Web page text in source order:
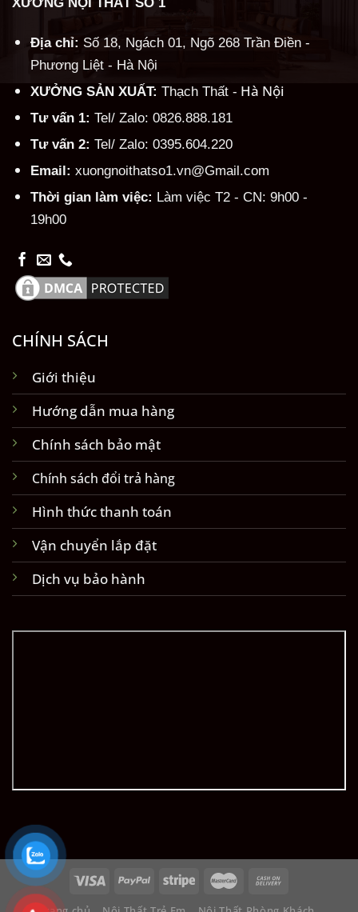
Địa chỉ: Số 18, Ngách 01, Ngõ 268 Trần Điền -
Phương Liệt - Hà Nội
XƯỞNG SẢN XUẤT: Thạch Thất - Hà Nội
Tư vấn 1: Tel/ Zalo: 0826.888.181
Tư vấn 2: Tel/ Zalo: 0395.604.220
Email: xuongnoithatso1.vn@Gmail.com
Thời gian làm việc: Làm việc T2 - CN: 9h00 -
19h00
CHÍNH SÁCH
Giới thiệu
Hướng dẫn mua hàng
Chính sách bảo mật
Chính sách đổi trả hàng
Hình thức thanh toán
Vận chuyển lắp đặt
Dịch vụ bảo hành